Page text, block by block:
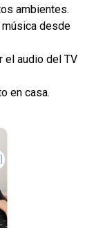
ambientes.
desde
el audio del TV
en casa.